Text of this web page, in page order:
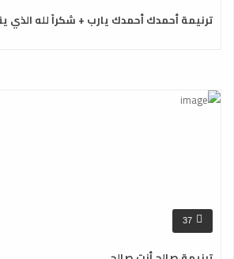
ترنيمة أحمدك أحمدك يارب + شكراً لله الذي
37